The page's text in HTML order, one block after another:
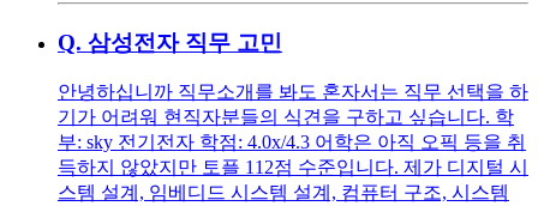
Q. 삼성전자 직무 고민
안녕하십니까 직무소개를 봐도 혼자서는 직무 선택을 하
기가 어려워 현직자분들의 식견을 구하고 싶습니다. 학
부: sky 전기전자 학점: 4.0x/4.3 어학은 아직 오픽 등을 취
득하지 않았지만 토플 112점 수준입니다. 제가 디지털 시
스템 설계, 임베디드 시스템 설계, 컴퓨터 구조, 시스템